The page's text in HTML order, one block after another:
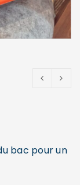
bac pour un